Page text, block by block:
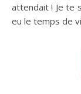
attendait ! Je te
eu le temps de